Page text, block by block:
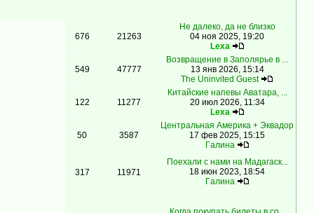
676 21263
Не далеко, да не близко
04 ноя 2025, 19:20
Lexa
549 47777
Возвращение в Заполярье в ...
13 янв 2026, 15:14
The Uninvited Guest
122 11277
Китайские напевы Аватара, ...
20 июл 2026, 11:34
Lexa
50 3587
Центральная Америка + Эквадор
17 фев 2025, 15:15
Гaлинa
317 11971
Поехали с нами на Мадагаск...
18 июн 2023, 18:54
Гaлинa